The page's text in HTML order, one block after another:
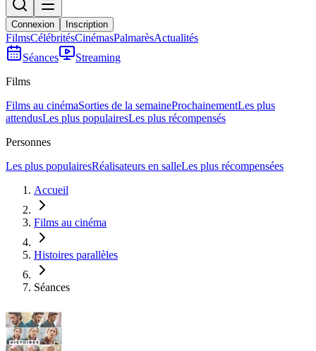
Connexion Inscription
FilmsCélébritésCinémasPalmarèsActualités
Séances
Streaming
Films
Films au cinémaSorties de la semaineProchainementLes plus
attendusLes plus populairesLes plus récompensés
Personnes
Les plus populairesRéalisateurs en salleLes plus récompensées
Accueil
Films au cinéma
Histoires parallèles
Séances